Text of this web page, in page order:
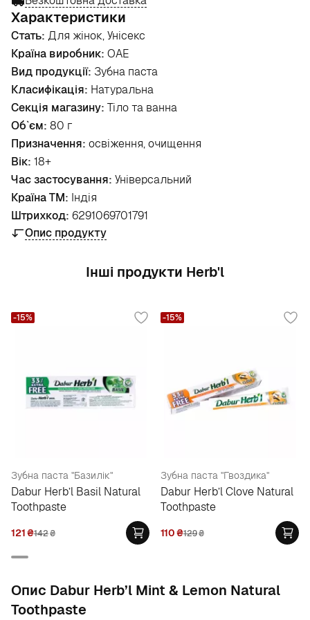
Характеристики
Стать: Для жінок, Унісекс
Країна виробник: ОАЕ
Вид продукції: Зубна паста
Класифікація: Натуральна
Секція магазину: Тіло та ванна
Об`єм: 80 г
Призначення: освіження, очищення
Вік: 18+
Час застосування: Універсальний
Країна ТМ: Індія
Штрихкод: 6291069701791
Опис продукту
Інші продукти Herb'l
Зубна паста "Базилік"
Dabur Herb’l Basil Natural
Toothpaste
121₴142₴
-15%
Зубна паста "Гвоздика"
Dabur Herb’l Clove Natural
Toothpaste
110₴129₴
-15%
Опис Dabur Herb’l Mint & Lemon Natural
Toothpaste